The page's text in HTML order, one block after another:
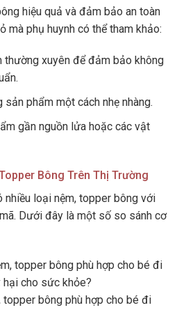
hiệu quả và đảm bảo an toàn
mà phụ huynh có thể tham khảo:
thường xuyên để đảm bảo không
phẩm một cách nhẹ nhàng.
gần nguồn lửa hoặc các vật
Bông Trên Thị Trường
nhiều loại nệm, topper bông với
Dưới đây là một số so sánh cơ
topper bông phù hợp cho bé đi